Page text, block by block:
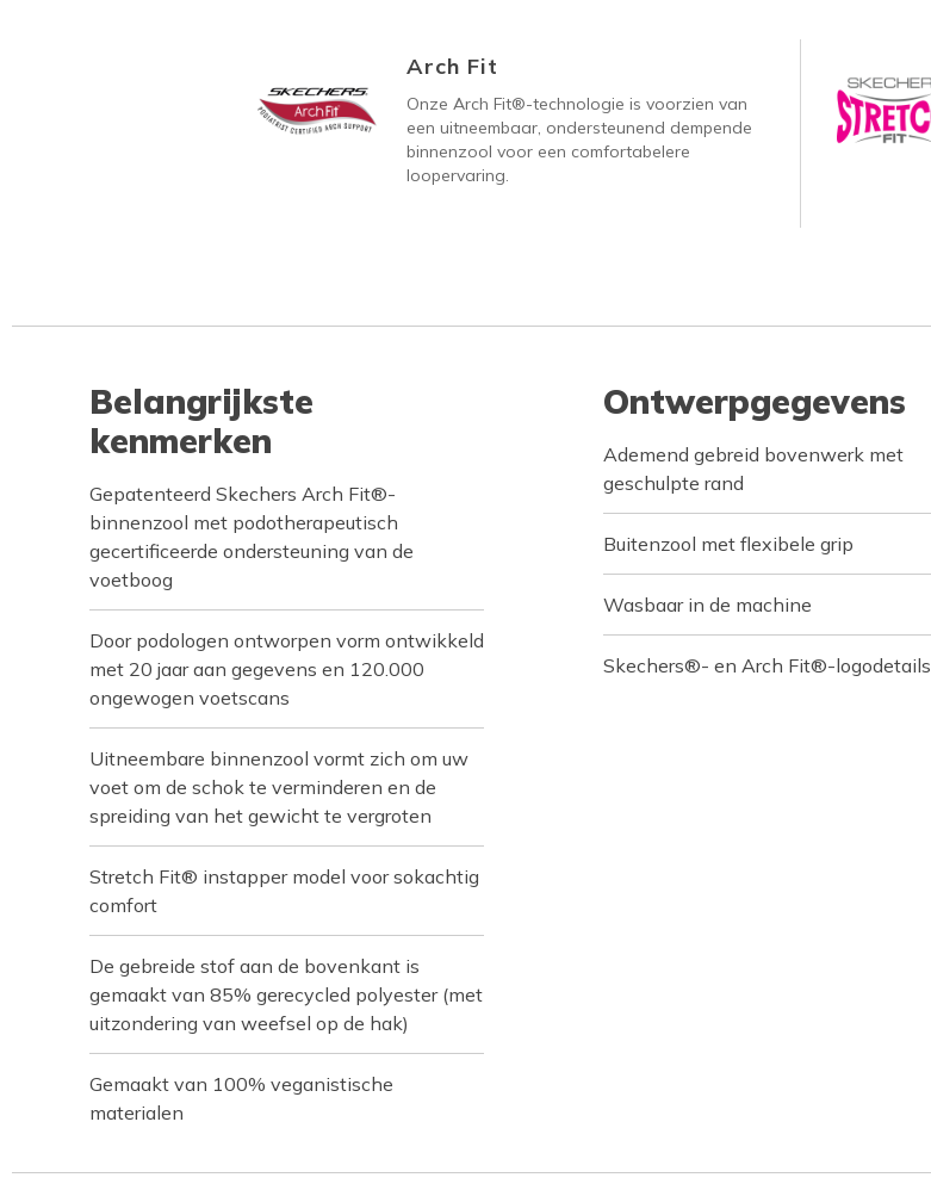
Arch Fit
Onze Arch Fit®-technologie is voorzien van
een uitneembaar, ondersteunend dempende
binnenzool voor een comfortabelere
loopervaring.
Belangrijkste
kenmerken
Gepatenteerd Skechers Arch Fit®-
binnenzool met podotherapeutisch
gecertificeerde ondersteuning van de
voetboog
Door podologen ontworpen vorm ontwikkeld
met 20 jaar aan gegevens en 120.000
ongewogen voetscans
Uitneembare binnenzool vormt zich om uw
voet om de schok te verminderen en de
spreiding van het gewicht te vergroten
Stretch Fit® instapper model voor sokachtig
comfort
De gebreide stof aan de bovenkant is
gemaakt van 85% gerecycled polyester (met
uitzondering van weefsel op de hak)
Gemaakt van 100% veganistische
materialen
Ontwerpgegevens
Ademend gebreid bovenwerk met
geschulpte rand
Buitenzool met flexibele grip
Wasbaar in de machine
Skechers®- en Arch Fit®-logodetails